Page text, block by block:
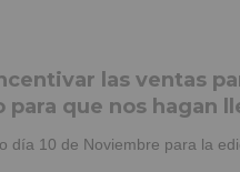
las ventas
para que nos hagan
10 de Noviembre para la